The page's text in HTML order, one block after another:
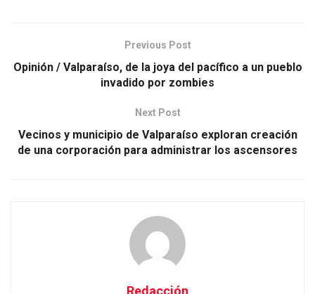
Previous Post
Opinión / Valparaíso, de la joya del pacífico a un pueblo
invadido por zombies
Next Post
Vecinos y municipio de Valparaíso exploran creación
de una corporación para administrar los ascensores
Redacción